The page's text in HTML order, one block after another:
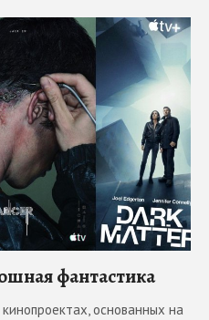
фантастика
основанных на